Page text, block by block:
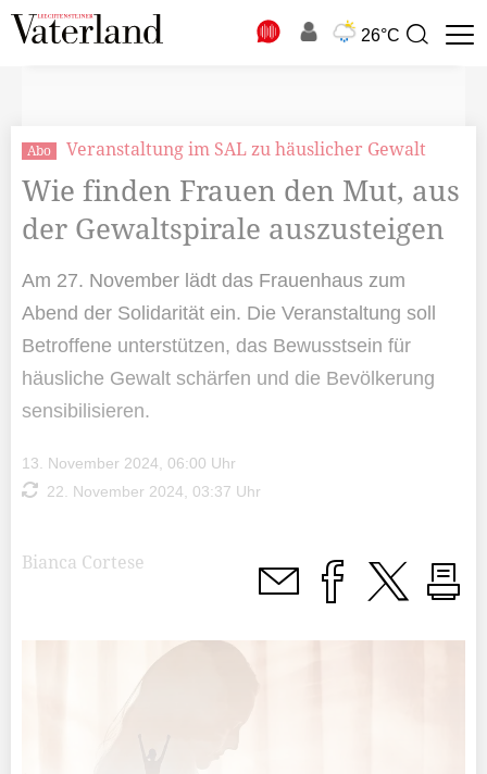
26°C
Suchbegriff
Abo Veranstaltung im SAL zu häuslicher Gewalt
Wie finden Frauen den Mut, aus
der Gewaltspirale auszusteigen
Am 27. November lädt das Frauenhaus zum
Abend der Solidarität ein. Die Veranstaltung soll
Betroffene unterstützen, das Bewusstsein für
häusliche Gewalt schärfen und die Bevölkerung
sensibilisieren.
13. November 2024, 06:00 Uhr
22. November 2024, 03:37 Uhr
Bianca Cortese